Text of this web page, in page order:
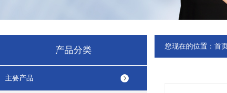
产品分类
主要产品
您现在的位置： 首